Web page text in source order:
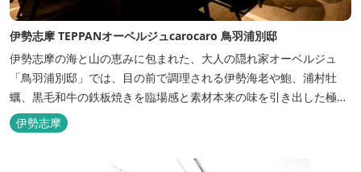
伊勢志摩 TEPPANオーベルジュcarocaro 鳥羽浦別邸
伊勢志摩の海と山の恵みに包まれた、大人の隠れ家オーベルジュ
「鳥羽浦別邸」では、目の前で調理される伊勢海老や鮑、浦村牡
蠣、黒毛和牛の鉄板焼きを臨場感と素材本来の味を引き出した極上
のお料理でご堪能いただけます。露天風呂付きなど6タイプの個性
的な客室で、特別なひとときを大切な人と共にお過ごしくださいま
せ。美食と温泉、上質な空間で贅沢な体験をお届けいたします。
伊勢志摩